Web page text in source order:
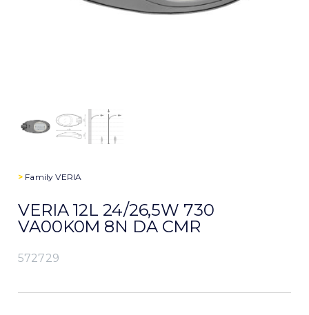
> FamilyVERIA
VERIA 12L 24/26,5W 730
VA00K0M 8N DA CMR
572729